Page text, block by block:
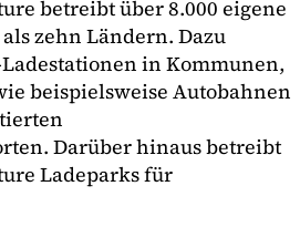
betreibt über 8.000 eigene
zehn Ländern. Dazu
in Kommunen,
beispielsweise Autobahnen
Darüber hinaus betreibt
Ladeparks für